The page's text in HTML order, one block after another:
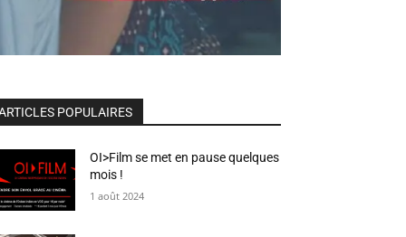
POPULAIRES
OI>Film se met en pause quelques
mois !
1 août 2024